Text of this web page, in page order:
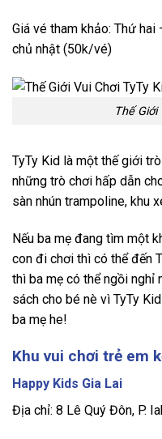
Giá vé tham khảo: Thứ
chủ nhật (50k/vé)
Thế Giới
TyTy Kid là một thế giới
những trò chơi hấp dẫn
sàn nhún trampoline, khu
Nếu ba mẹ đang tìm một
con đi chơi thì có thể đến
thì ba mẹ có thể ngồi nghỉ
sách cho bé nè vì TyTy
ba mẹ he!
Khu vui chơi trẻ em
Happy Kids Gia Lai
Địa chỉ: 8 Lê Quý Đôn, P.